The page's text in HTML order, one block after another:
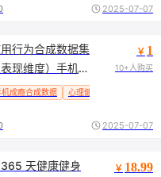
2025-07-07
行为合成数据集
现维度）手机成
机成瘾合成数据 心理健康指标
￥ 1
10+人购买
2025-07-07
天健康健身
￥ 18.99